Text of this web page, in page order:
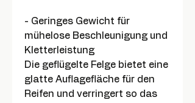
- Geringes Gewicht für
mühelose Beschleunigung und
Kletterleistung
Die geflügelte Felge bietet eine
glatte Auflagefläche für den
Reifen und verringert so das